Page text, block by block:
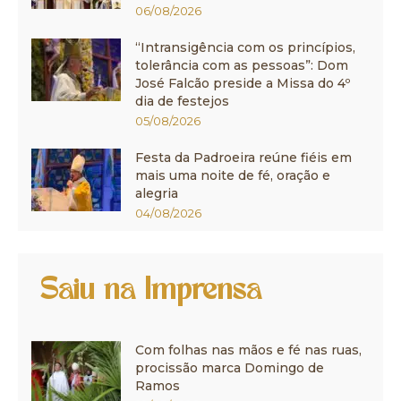
06/08/2026
“Intransigência com os princípios,
tolerância com as pessoas”: Dom
José Falcão preside a Missa do 4º
dia de festejos
05/08/2026
Festa da Padroeira reúne fiéis em
mais uma noite de fé, oração e
alegria
04/08/2026
Saiu na Imprensa
Com folhas nas mãos e fé nas ruas,
procissão marca Domingo de
Ramos